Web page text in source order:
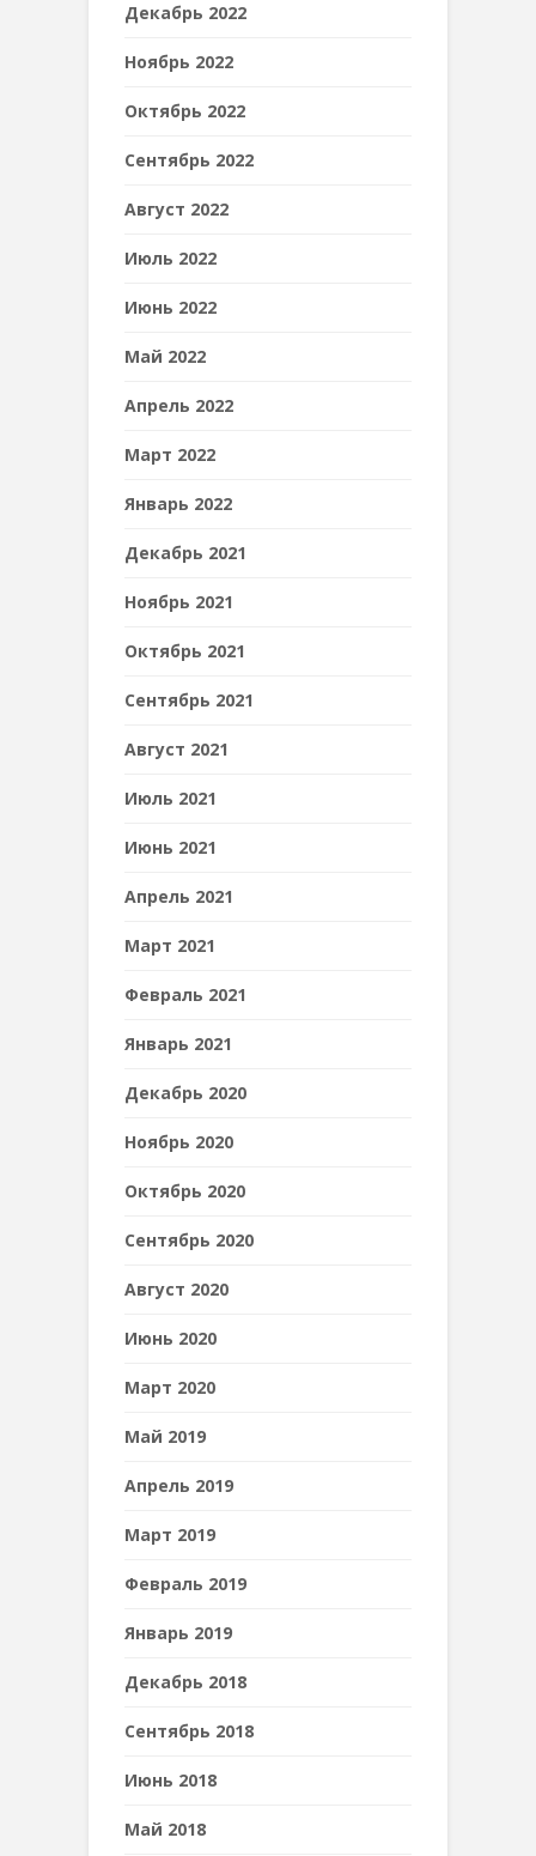
Декабрь 2022
Ноябрь 2022
Октябрь 2022
Сентябрь 2022
Август 2022
Июль 2022
Июнь 2022
Май 2022
Апрель 2022
Март 2022
Январь 2022
Декабрь 2021
Ноябрь 2021
Октябрь 2021
Сентябрь 2021
Август 2021
Июль 2021
Июнь 2021
Апрель 2021
Март 2021
Февраль 2021
Январь 2021
Декабрь 2020
Ноябрь 2020
Октябрь 2020
Сентябрь 2020
Август 2020
Июнь 2020
Март 2020
Май 2019
Апрель 2019
Март 2019
Февраль 2019
Январь 2019
Декабрь 2018
Сентябрь 2018
Июнь 2018
Май 2018